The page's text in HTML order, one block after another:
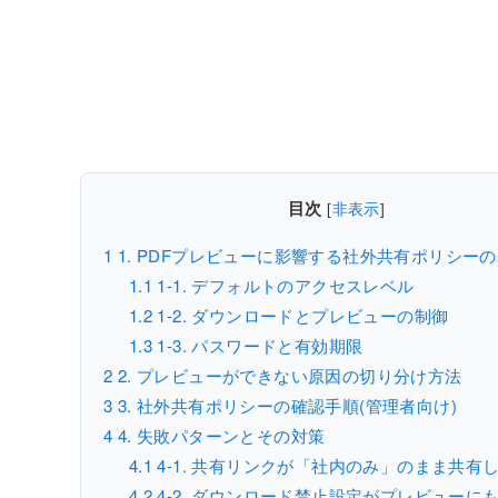
目次 [非表示]
1 1. PDFプレビューに影響する社外共有ポリシー
1.1 1-1. デフォルトのアクセスレベル
1.2 1-2. ダウンロードとプレビューの制御
1.3 1-3. パスワードと有効期限
2 2. プレビューができない原因の切り分け方法
3 3. 社外共有ポリシーの確認手順(管理者向け)
4 4. 失敗パターンとその対策
4.1 4-1. 共有リンクが「社内のみ」のまま共有